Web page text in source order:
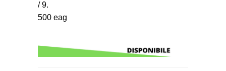
/ 9.
500 eag